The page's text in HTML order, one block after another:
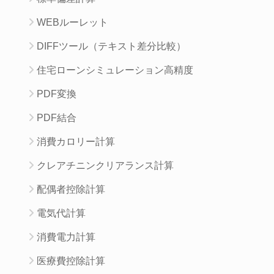
WEBルーレット
DIFFツール（テキスト差分比較）
住宅ローンシミュレーション高精度
PDF変換
PDF結合
消費カロリー計算
クレアチニンクリアランス計算
配偶者控除計算
電気代計算
消費電力計算
医療費控除計算